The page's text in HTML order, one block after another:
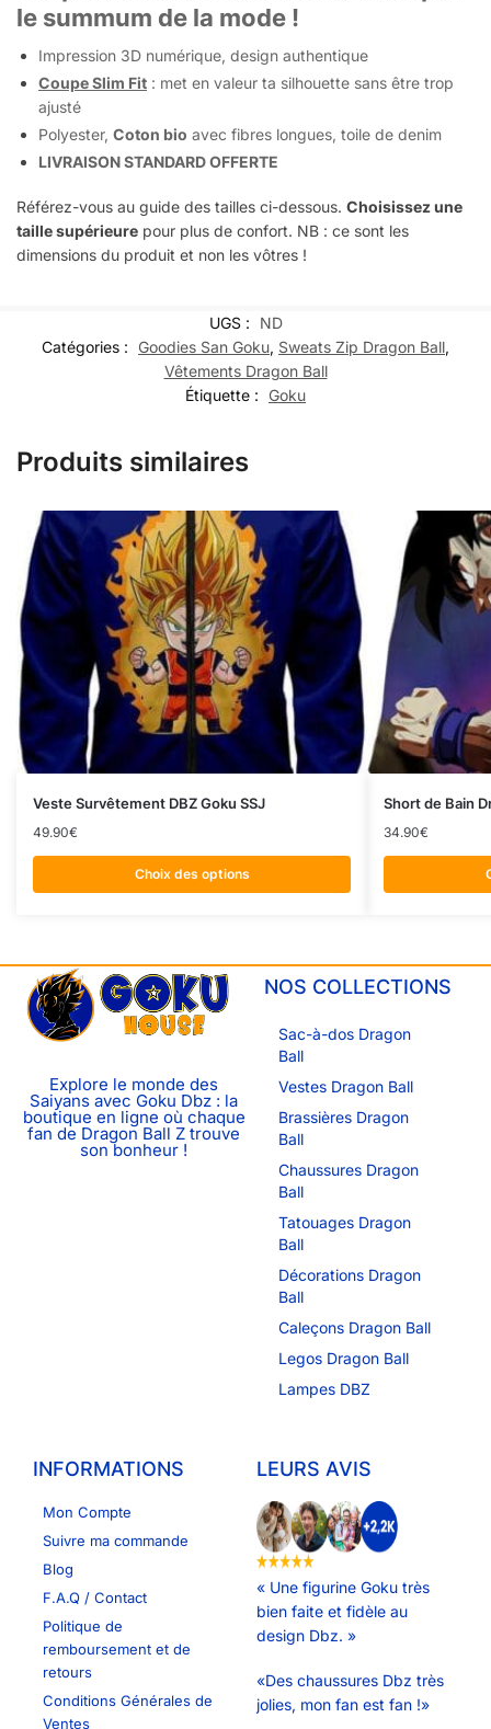
le summum de la mode !
Impression 3D numérique, design authentique
Coupe Slim Fit : met en valeur ta silhouette sans être trop
ajusté
Polyester, Coton bio avec fibres longues, toile de denim
LIVRAISON STANDARD OFFERTE
Référez-vous au guide des tailles ci-dessous. Choisissez une
taille supérieure pour plus de confort. NB : ce sont les
dimensions du produit et non les vôtres !
UGS :
ND
Catégories :
Goodies San Goku, Sweats Zip Dragon Ball,
Vêtements Dragon Ball
Étiquette :
Goku
Produits similaires
Veste Survêtement DBZ Goku SSJ
49.90€
Choix des options
Short de Bain
34.90€
Explore le monde des
Saiyans avec Goku Dbz : la
boutique en ligne où chaque
fan de Dragon Ball Z trouve
son bonheur !
NOS COLLECTIONS
Sac-à-dos Dragon
Ball
Vestes Dragon Ball
Brassières Dragon
Ball
Chaussures Dragon
Ball
Tatouages Dragon
Ball
Décorations Dragon
Ball
Caleçons Dragon Ball
Legos Dragon Ball
Lampes DBZ
INFORMATIONS
Mon Compte
Suivre ma commande
Blog
F.A.Q / Contact
Politique de
remboursement et de
retours
Conditions Générales de
Ventes
LEURS AVIS
« Une figurine Goku très
bien faite et fidèle au
design Dbz. »
«Des chaussures Dbz très
jolies, mon fan est fan !»